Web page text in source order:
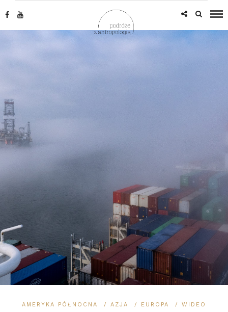
AMERYKA PÓŁNOCNA / AZJA / EUROPA / WIDEO